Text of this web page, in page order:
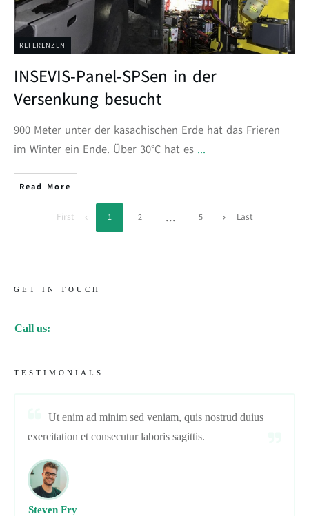
REFERENZEN
INSEVIS-Panel-SPSen in der
Versenkung besucht
900 Meter unter der kasachischen Erde hat das Frieren
im Winter ein Ende. Über 30°C hat es ...
Read More
First 1 2 ... 5 Last
GET IN TOUCH
Call us:
TESTIMONIALS
Ut enim ad minim sed veniam, quis nostrud duius
exercitation et consecutur laboris sagittis.
Steven Fry